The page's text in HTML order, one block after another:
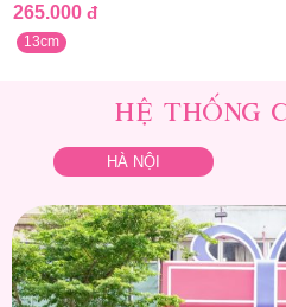
265.000 đ
13cm
HỆ THỐNG
HÀ NỘI